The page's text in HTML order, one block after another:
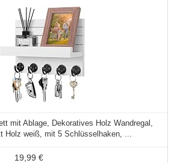
mit Ablage, Dekoratives Holz Wandregal,
Holz weiß, mit 5 Schlüsselhaken, ...
19,99 €